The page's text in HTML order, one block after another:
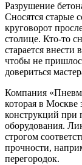
Разрушение
Сносятся старые
круговорот
столице. Кто-то
старается
чтобы не
довериться
Компания
которая в Москве
конструкций при
оборудования.
строгом
прочности,
перегородок.